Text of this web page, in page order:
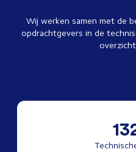
Wij werken samen met de
opdrachtgevers in de